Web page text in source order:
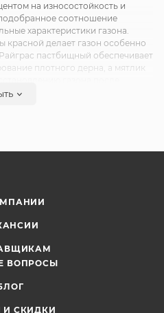
на износостойкость и
соотношение
характеристики газона.
делает газон особенно
пастбищный обеспечивает
плотного дерна, а мятлик
территорий с высокой
ВОПРОСЫ
И СКИДКИ